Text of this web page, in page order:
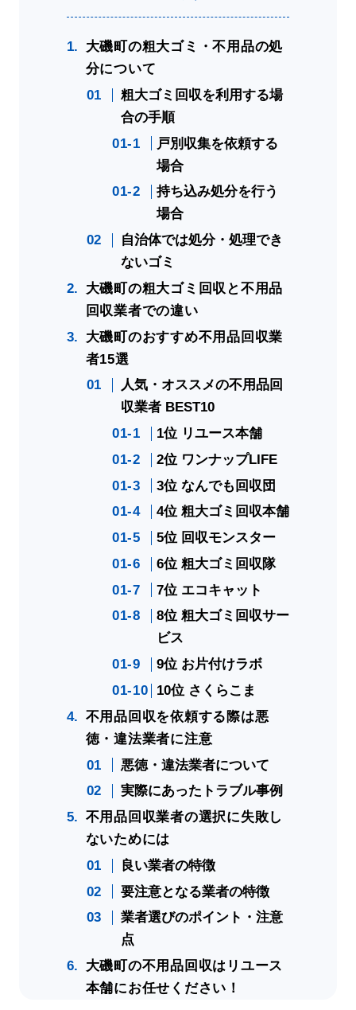
大磯町の粗大ゴミ・不用品の処
分について
粗大ゴミ回収を利用する場
合の手順
戸別収集を依頼する
場合
持ち込み処分を行う
場合
自治体では処分・処理でき
ないゴミ
大磯町の粗大ゴミ回収と不用品
回収業者での違い
大磯町のおすすめ不用品回収業
者15選
人気・オススメの不用品回
収業者 BEST10
1位 リユース本舗
2位 ワンナップLIFE
3位 なんでも回収団
4位 粗大ゴミ回収本舗
5位 回収モンスター
6位 粗大ゴミ回収隊
7位 エコキャット
8位 粗大ゴミ回収サー
ビス
9位 お片付けラボ
10位 さくらこま
不用品回収を依頼する際は悪
徳・違法業者に注意
悪徳・違法業者について
実際にあったトラブル事例
不用品回収業者の選択に失敗し
ないためには
良い業者の特徴
要注意となる業者の特徴
業者選びのポイント・注意
点
大磯町の不用品回収はリユース
本舗にお任せください！